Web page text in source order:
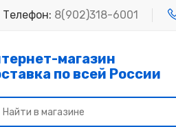
Телефон: 8(902)318-6001
магазин
по всей России